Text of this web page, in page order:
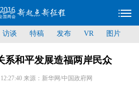
访谈 特稿 发布 VR 图片
系和平发展造福两岸民众
来源：新华网/中国政府网